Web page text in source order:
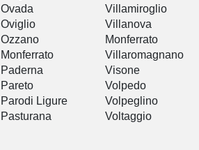
Ovada
Oviglio
Ozzano
Monferrato
Paderna
Pareto
Parodi Ligure
Pasturana
Villamiroglio
Villanova
Monferrato
Villaromagnano
Visone
Volpedo
Volpeglino
Voltaggio